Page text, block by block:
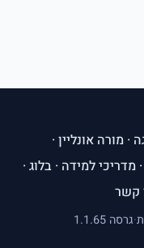
· מורה אונליין ·
· מדריכי למידה · בלוג ·
קשר
·גרסה 1.1.65